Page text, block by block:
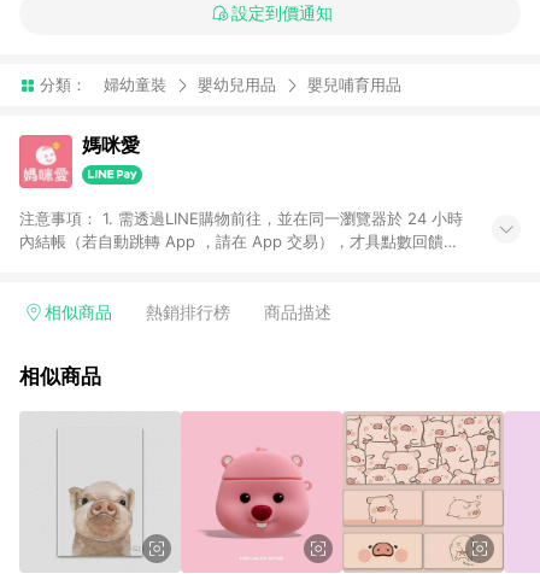
設定到價通知
分類： 婦幼童裝 嬰幼兒用品 嬰兒哺育用品
媽咪愛
注意事項： 1. 需透過LINE購物前往，並在同一瀏覽器於 24 小時
內結帳（若自動跳轉 App ，請在 App 交易），才具點數回饋資
請更新至 3.9 才具贈點資格。 5. 點數將於廠商出貨後 30 天後發
車標示為準。 7. LINE購物導購回饋無法與媽咪愛站上折價券並
商品類別不回饋，請參考以下列表：童書館出清 / Switch 遊戲片
/ 瑪利歐玩具 / LEGO樂高 / 尿布 / 橋樑書 / 中高年級推薦書單 /
行李箱 / 寶寶攝影機 / 雞精&鱸魚精 / 美妝保養 / 居家防護 / 暢銷
作者&經典角色 / 人氣卡通大集合 / 地墊&圍欄 / 外文&英文童書 /
套書專區 / 各式零嘴&堅果&珍珠&果乾&糖果 / 兒童耳機&耳麥 /
水果專區 / 親子理財書單 / 6~8歲推薦書單 / 箱購專區 / 寶可夢
pokemon玩具 / 世界名著 / 廚房家電 / 蔬果汁&奶粉 / 體能玩具 /
相似商品 熱銷排行榜 商品描述
相似商品